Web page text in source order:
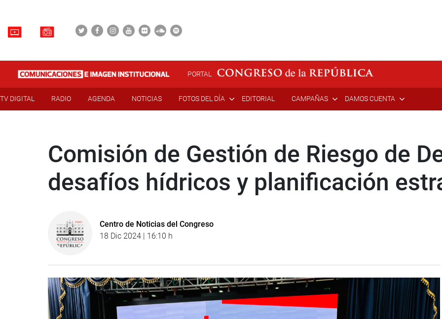
PORTAL
TV DIGITAL RADIO AGENDA NOTICIAS FOTOS DEL DÍA EDITORIAL CAMPAÑAS DAMOS CUENTA
Comisión de Gestión de Riesgo de
desafíos hídricos y planificación
Centro de Noticias del Congreso
18 Dic 2024 | 16:10 h